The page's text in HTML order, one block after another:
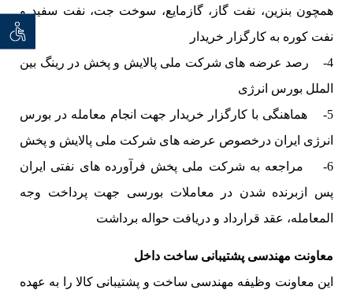
توان
همچون بنزین، نفت گاز، گازمایع، سوخت جت، نفت سفید و
نفت کوره به کارگزار خریدار
4- رصد عرضه های شرکت ملی پالایش و پخش در رینگ بین
الملل بورس انرژی
5- هماهنگی با کارگزار خریدار جهت انجام معامله در بورس
انرژی ایران درخصوص عرضه های شرکت ملی پالایش و پخش
6- مراجعه به شرکت ملی پخش فرآورده های نفتی ایران
پس ازبرنده شدن در معاملات بورسی جهت پرداخت وجه
المعامله، عقد قرارداد و دریافت حواله برداشت
معاونت مهندسی پشتیبانی ساخت داخل
این معاونت وظیفه مهندسی ساخت و پشتیبانی کالا را به عهده